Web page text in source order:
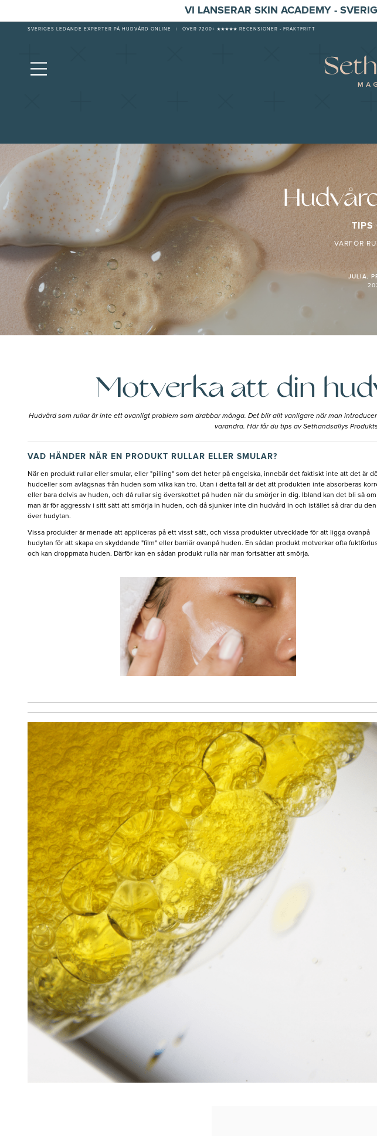
VI LANSERAR SKIN ACADEMY -
SVERIGES LEDANDE EXPERTER PÅ HUDVÅRD ONLINE ÖVER 7200+ ★★★★★ RECENSIONER - FRAKTFRITT
TIPS
VARFÖR
JULIA,
Motverka att din
Hudvård som rullar är inte ett ovanligt problem som drabbar många. Det blir allt vanligare när man
varandra. Här får du tips av Sethandsallys
VAD HÄNDER NÄR EN PRODUKT RULLAR ELLER SMULAR?
När en produkt rullar eller smular, eller "pilling" som det heter på engelska, innebär det faktiskt inte att det är
hudceller som avlägsnas från huden som vilka kan tro. Utan i detta fall är det att produkten inte absorberas
eller bara delvis av huden, och då rullar sig överskottet på huden när du smörjer in dig. Ibland kan det bli så om
man är för aggressiv i sitt sätt att smörja in huden, och då sjunker inte din hudvård in och istället så drar du den
över hudytan.
Vissa produkter är menade att appliceras på ett visst sätt, och vissa produkter utvecklade för att ligga ovanpå
hudytan för att skapa en skyddande "film" eller barriär ovanpå huden. En sådan produkt motverkar ofta
och kan droppmata huden. Därför kan en sådan produkt rulla när man fortsätter att smörja.